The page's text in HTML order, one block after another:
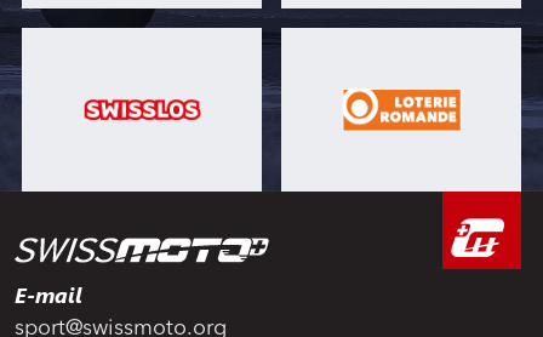
E-mail
sport@swissmoto.org